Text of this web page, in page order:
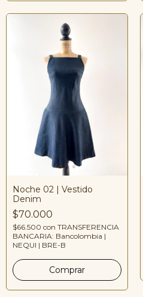
Noche 02 | Vestido
Denim
$70.000
$66.500 con TRANSFERENCIA
BANCARIA: Bancolombia |
NEQUI | BRE-B